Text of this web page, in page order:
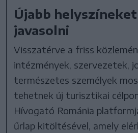
Újabb
javasolni
Visszatérve a friss
intézmények, szervezetek,
természetes személyek
tehetnek új turisztikai
Hívogató Románia
űrlap kitöltésével, amely